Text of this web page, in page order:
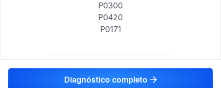
Diagnóstico completo
P0300
P0420
P0171
codigosdtc.com © 2017-2025